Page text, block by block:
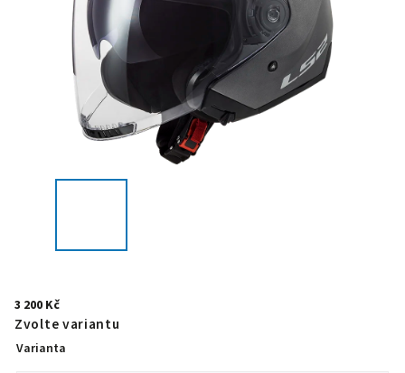
3 200 Kč
Zvolte variantu
Varianta